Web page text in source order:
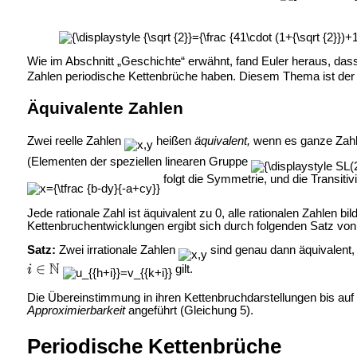
Wie im Abschnitt „Geschichte“ erwähnt, fand Euler heraus,
Zahlen periodische Kettenbrüche haben. Diesem Thema ist
Äquivalente Zahlen
Zwei reelle Zahlen heißen äquivalent, wenn es ganze
(Elementen der speziellen linearen Gruppe
folgt die Symmetrie, und die
Jede rationale Zahl ist äquivalent zu 0, alle rationalen Zahlen
Kettenbruchentwicklungen ergibt sich durch folgenden Satz
Satz: Zwei irrationale Zahlen
sind genau dann
gilt.
Die Übereinstimmung in ihren Kettenbruchdarstellungen bis
Approximierbarkeitangeführt (Gleichung 5).
Periodische Kettenbrüche